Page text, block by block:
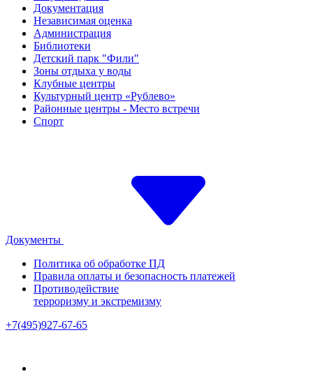
Документация
Независимая оценка
Администрация
Библиотеки
Детский парк "Фили"
Зоны отдыха у воды
Клубные центры
Культурный центр «Рублево»
Районные центры - Место встречи
Спорт
Документы
Политика об обработке ПД
Правила оплаты и безопасность платежей
Противодействие
терроризму и экстремизму
+7(495)927-67-65